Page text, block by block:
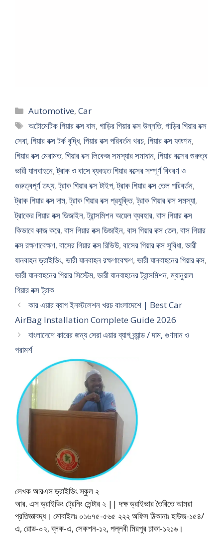
Categories
Automotive,Car
Tags
অটোমেটিক গিয়ার বক্স বাস,গাড়ির গিয়ার বক্স উন্নতি,গাড়ির গিয়ার বক্স
সেবা, গিয়ার বক্স টর্ক বৃদ্ধি, গিয়ার বক্স পরিবর্তন খরচ, গিয়ার বক্স ফাংশন,
গিয়ার বক্স মেরামত, গিয়ার বক্স লিকেজ সমস্যার সমাধান, গিয়ার বক্সের গুরুত্ব
ভারী যানবাহনে,ট্রাক ও বাসে ব্যবহৃত গিয়ার বক্সের সম্পূর্ণ বিবরণ ও
গুরুত্বপূর্ণ তথ্য,ট্রাক গিয়ার বক্স টাইপ,ট্রাক গিয়ার বক্স তেল পরিবর্তন,
ট্রাক গিয়ার বক্স দাম,ট্রাক গিয়ার বক্স প্রযুক্তি,ট্রাক গিয়ার বক্স সমস্যা,
ট্রাকের গিয়ার বক্স ডিজাইন,ট্রান্সমিশন অয়েল ব্যবহার, বাস গিয়ার বক্স
কিভাবে কাজ করে, বাস গিয়ার বক্স ডিজাইন, বাস গিয়ার বক্স তেল, বাস গিয়ার
বক্স রক্ষণাবেক্ষণ, বাসের গিয়ার বক্স রিভিউ, বাসের গিয়ার বক্স সুবিধা, ভারী
যানবাহন ড্রাইভিং, ভারী যানবাহন রক্ষণাবেক্ষণ, ভারী যানবাহনের গিয়ার বক্স,
ভারী যানবাহনের গিয়ার সিস্টেম, ভারী যানবাহনের ট্রান্সমিশন,ম্যানুয়াল
গিয়ার বক্স ট্রাক
কার এয়ার ব্যাগ ইনস্টলেশন খরচ বাংলাদেশে | Best Car
AirBag Installation Complete Guide 2026
বাংলাদেশে কারের জন্য সেরা এয়ার ব্যাগ ব্র্যান্ড / দাম, গুণমান ও
পরামর্শ
লেখক আরএস ড্রাইভিং স্কুল ২
আর. এস ড্রাইভিং ট্রেনিং সেন্টার ২ || দক্ষ ড্রাইভার তৈরিতে আমরা
প্রতিজ্ঞাবদ্ধ। মোবাইলঃ ০১৬৭৫-৫৬৫ ২২২ অফিস ঠিকানাঃ হাউজ-১৫৪/
এ, রোড-০২, ব্লক-এ, সেকশন-১২, পল্লবী মিরপুর ঢাকা-১২১৬।